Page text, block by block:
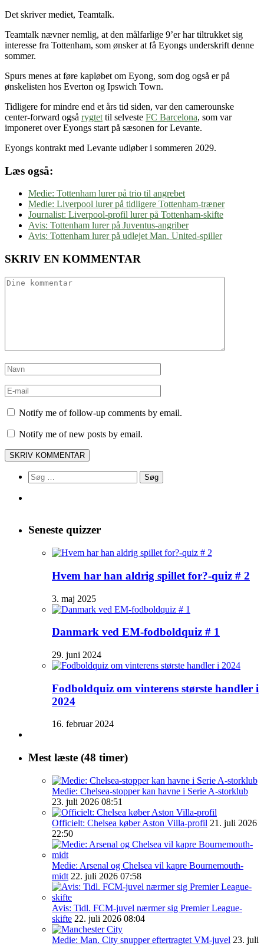
Det skriver mediet, Teamtalk.
Teamtalk nævner nemlig, at den målfarlige 9’er har tiltrukket sig
interesse fra Tottenham, som ønsker at få Eyongs underskrift denne
sommer.
Spurs menes at føre kapløbet om Eyong, som dog også er på
ønskelisten hos Everton og Ipswich Town.
Tidligere for mindre end et års tid siden, var den camerounske
center-forward også rygtet til selveste FC Barcelona, som var
imponeret over Eyongs start på sæsonen for Levante.
Eyongs kontrakt med Levante udløber i sommeren 2029.
Læs også:
Medie: Tottenham lurer på trio til angrebet
Medie: Liverpool lurer på tidligere Tottenham-træner
Journalist: Liverpool-profil lurer på Tottenham-skifte
Avis: Tottenham lurer på Juventus-angriber
Avis: Tottenham lurer på udlejet Man. United-spiller
SKRIV EN KOMMENTAR
Notify me of follow-up comments by email.
Notify me of new posts by email.
Søg
efter:
Seneste quizzer
Hvem har han aldrig spillet for?-quiz # 2
3. maj 2025
Danmark ved EM-fodboldquiz # 1
29. juni 2024
Fodboldquiz om vinterens største handler i
2024
16. februar 2024
Mest læste (48 timer)
Medie: Chelsea-stopper kan havne i Serie A-storklub
23. juli 2026 08:51
Officielt: Chelsea køber Aston Villa-profil 21. juli 2026
22:50
Medie: Arsenal og Chelsea vil kapre Bournemouth-
midt 22. juli 2026 07:58
Avis: Tidl. FCM-juvel nærmer sig Premier League-
skifte 22. juli 2026 08:04
Medie: Man. City snupper eftertragtet VM-juvel 23. juli